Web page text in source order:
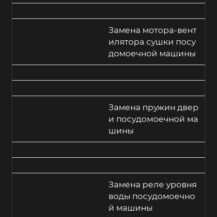
Замена мотора-вент
илятора сушки посу
домоечной машины
Замена пружин двер
и посудомоечной ма
шины
Замена реле уровня
воды посудомоечно
й машины